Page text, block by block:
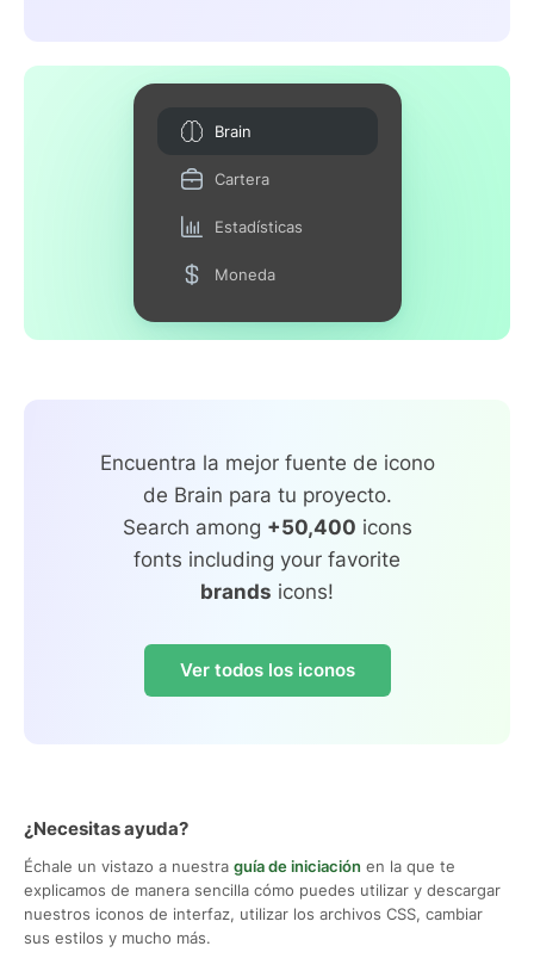
Brain
Cartera
Estadísticas
Moneda
Encuentra la mejor fuente de icono
de Brain para tu proyecto.
Search among +50,400 icons
fonts including your favorite
brands icons!
Ver todos los iconos
¿Necesitas ayuda?
Échale un vistazo a nuestra guía de iniciación en la que te
explicamos de manera sencilla cómo puedes utilizar y descargar
nuestros iconos de interfaz, utilizar los archivos CSS, cambiar
sus estilos y mucho más.